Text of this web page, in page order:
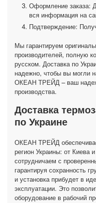
Оформление заказа:
вся информация на
Подтверждение:
Мы гарантируем
производителей, полную
русском. Доставка по
надежно, чтобы вы могли
ОКЕАН ТРЕЙД – ваш
производства.
Доставка
по Украине
ОКЕАН ТРЕЙД
регион Украины: от
сотрудничаем с
гарантируя сохранность
и установка прибудет в
эксплуатации. Это
оборудование в рабочий